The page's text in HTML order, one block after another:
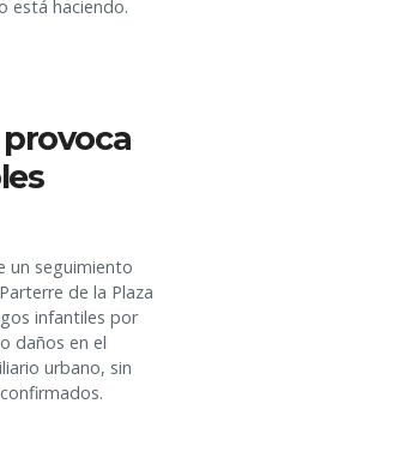
está haciendo.
un seguimiento
de la Plaza
infantiles por
daños en el
urbano, sin